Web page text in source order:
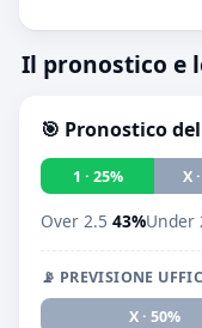
Il pronostico e
🎯 Pronostico
1 · 25% X
Over 2.5 43%Under
📡 PREVISIONE
X · 50%